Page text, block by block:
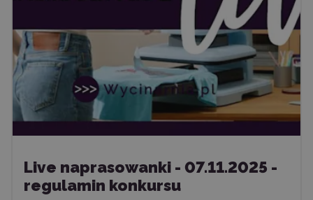
Live naprasowanki - 07.11.2025 -
regulamin konkursu